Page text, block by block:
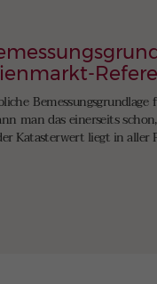
man das einerseits
Katasterwert liegt in